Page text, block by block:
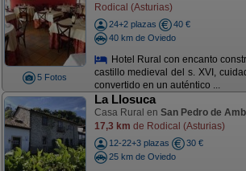
5 Fotos
Rodical (Asturias)
24+2 plazas
40 €
40 km de Oviedo
Hotel Rural con encanto
castillo medieval del s. XVI,
convertido en un auténtico ...
La Llosuca
Casa Rural en San Pedro de
17,3 km de Rodical (Asturias)
12-22+3 plazas
30 €
25 km de Oviedo